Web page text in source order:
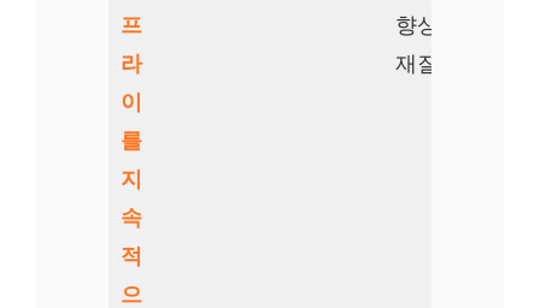
프
라
이
를
지
속
적
으
향상시킵니다.
재질: 304SS